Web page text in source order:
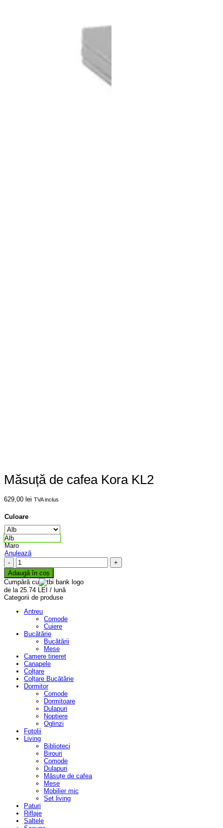
Măsuță de cafea Kora KL2
629,00 lei TVA inclus
Culoare
Alb
Maro
Anulează
Cantitate
Măsuță
de
cafea
Kora
KL2
Adaugă în coș
Cumpără cu
de la 25.74 LEI / lună
Categorii de produse
Antreu
Comode
Cuiere
Bucătărie
Bucătării
Mese
Camere tineret
Canapele
Colțare
Colțare Bucătărie
Dormitor
Comode
Dormitoare
Dulapuri
Noptiere
Oglinzi
Fotolii
Living
Biblioteci
Birouri
Comode
Dulapuri
Măsuțe de cafea
Mese
Mobilier mic
Set living
Paturi
Riflaje
Saltele